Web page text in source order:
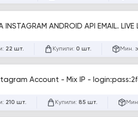
INSTAGRAM ANDROID API EMAIL. LIVE
22 шт. Купили: 0 шт. Мин.
Account - Mix IP -
210 шт. Купили: 85 шт.